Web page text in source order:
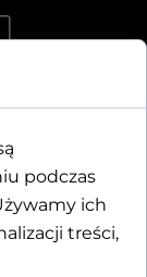
podczas
ich
treści,